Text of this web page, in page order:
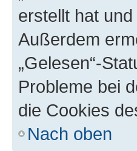
erstellt hat
Außerdem
„Gelesen“-
Probleme bei
die Cookies
Nach oben